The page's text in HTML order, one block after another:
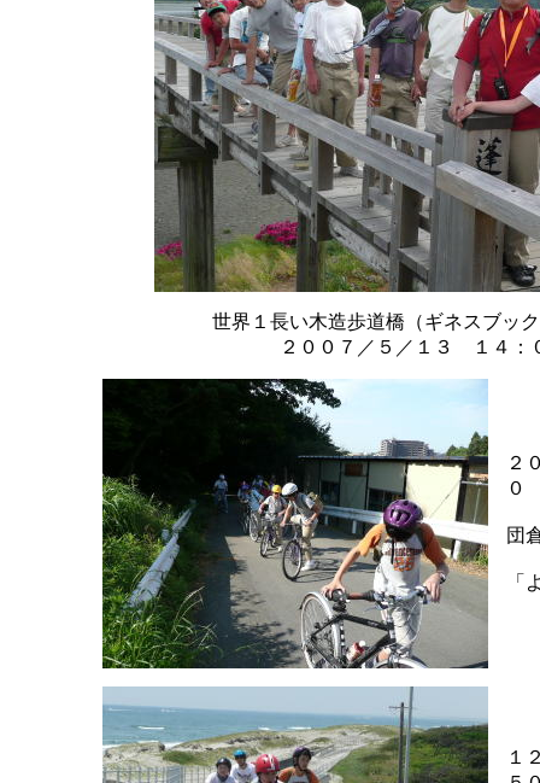
世界１長い木造歩道橋（ギネスブッ
２００７／５／１３ １４：
２
０
団
「
１